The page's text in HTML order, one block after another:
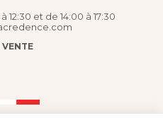
et de 14:00 à 17:30
VENTE